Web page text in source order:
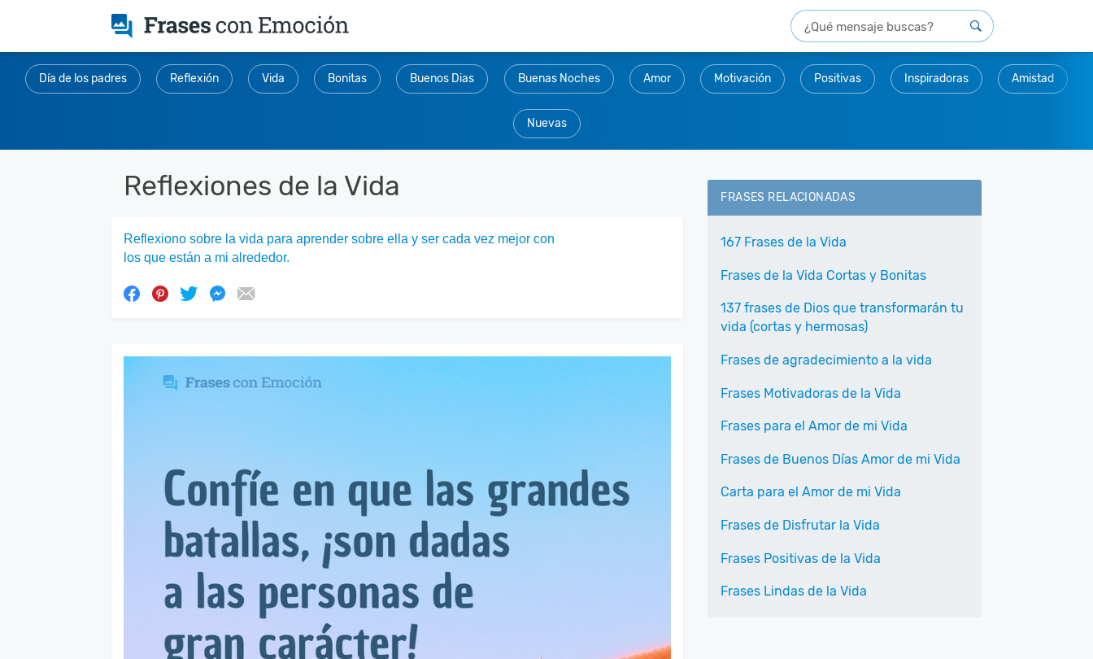
Día de los padres Reflexión Vida Bonitas Buenos Dias Buenas Noches Amor Motivación Positivas Inspiradoras Amistad
Nuevas
Reflexiones de la Vida
Reflexiono sobre la vida para aprender sobre ella y ser cada vez mejor con
los que están a mi alrededor.
FRASES RELACIONADAS
167 Frases de la Vida
Frases de la Vida Cortas y Bonitas
137 frases de Dios que transformarán tu
vida (cortas y hermosas)
Frases de agradecimiento a la vida
Frases Motivadoras de la Vida
Frases para el Amor de mi Vida
Frases de Buenos Días Amor de mi Vida
Carta para el Amor de mi Vida
Frases de Disfrutar la Vida
Frases Positivas de la Vida
Frases Lindas de la Vida